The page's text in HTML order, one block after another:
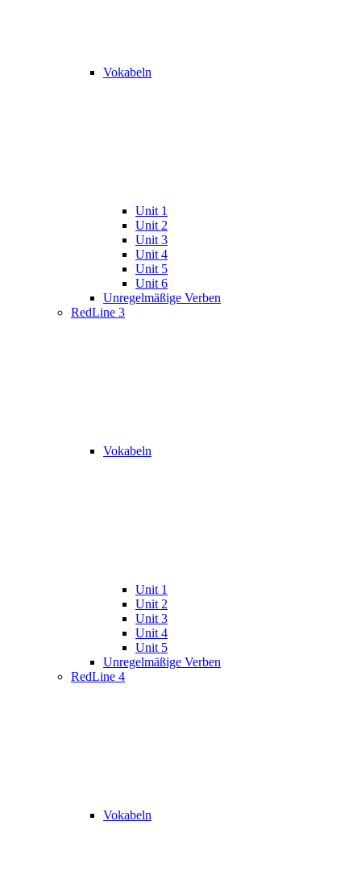
Vokabeln
Unit 1
Unit 2
Unit 3
Unit 4
Unit 5
Unit 6
Unregelmäßige Verben
RedLine 3
Vokabeln
Unit 1
Unit 2
Unit 3
Unit 4
Unit 5
Unregelmäßige Verben
RedLine 4
Vokabeln